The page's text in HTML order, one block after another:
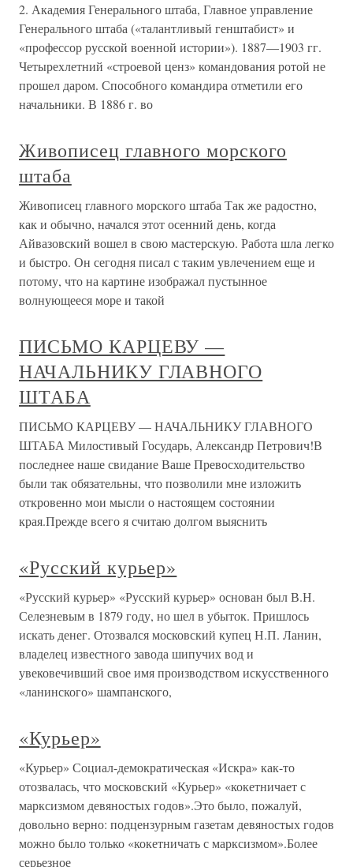
2. Академия Генерального штаба, Главное управление
Генерального штаба («талантливый генштабист» и
«профессор русской военной истории»). 1887—1903 гг.
Четырехлетний «строевой ценз» командования ротой не
прошел даром. Способного командира отметили его
начальники. В 1886 г. во
Живописец главного морского
штаба
Живописец главного морского штаба Так же радостно,
как и обычно, начался этот осенний день, когда
Айвазовский вошел в свою мастерскую. Работа шла легко
и быстро. Он сегодня писал с таким увлечением еще и
потому, что на картине изображал пустынное
волнующееся море и такой
ПИСЬМО КАРЦЕВУ —
НАЧАЛЬНИКУ ГЛАВНОГО
ШТАБА
ПИСЬМО КАРЦЕВУ — НАЧАЛЬНИКУ ГЛАВНОГО
ШТАБА Милостивый Государь, Александр Петрович!В
последнее наше свидание Ваше Превосходительство
были так обязательны, что позволили мне изложить
откровенно мои мысли о настоящем состоянии
края.Прежде всего я считаю долгом выяснить
«Русский курьер»
«Русский курьер» «Русский курьер» основан был В.Н.
Селезневым в 1879 году, но шел в убыток. Пришлось
искать денег. Отозвался московский купец Н.П. Ланин,
владелец известного завода шипучих вод и
увековечивший свое имя производством искусственного
«ланинского» шампанского,
«Курьер»
«Курьер» Социал-демократическая «Искра» как-то
отозвалась, что московский «Курьер» «кокетничает с
марксизмом девяностых годов».Это было, пожалуй,
довольно верно: подцензурным газетам девяностых годов
можно было только «кокетничать с марксизмом».Более
серьезное